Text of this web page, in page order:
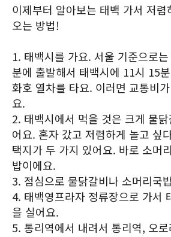
이제부터 알아보는 태백 가서 저
오는 방법!
1. 태백시를 가요. 서울 기준으로
분에 출발해서 태백시에 11시 15
화호 열차를 타요. 이러면 교통비
요.
2. 태백시에서 먹을 것은 크게 물
어요. 혼자 갔고 저렴하게 놀고 싶
택지가 두 가지 있어요. 바로 소머
밥이에요.
3. 점심으로 물닭갈비나 소머리국
4. 태백영프라자 정류장으로 가서
을 실어요.
5. 통리역에서 내려서 통리역, 오